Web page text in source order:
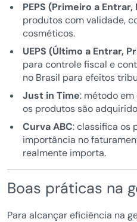
PEPS (Primeiro a
produtos com validade,
cosméticos.
UEPS (Último a Entrar,
para controle fiscal e
no Brasil para efeitos
Just in Time: método em
os produtos são
Curva ABC: classifica os
importância no
realmente importa.
Boas práticas na
Para alcançar eficiência na